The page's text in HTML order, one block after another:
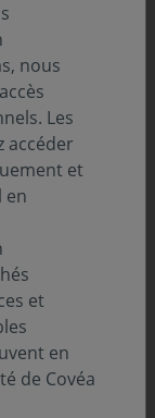
pôle
a répondu
pour
modèle de
pour les
CGP : une
nous
Les
accéder
et
en
et
en
de Covéa